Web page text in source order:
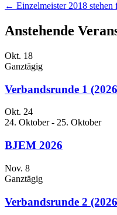
← Einzelmeister 2018 stehen
Anstehende
Okt. 18
Ganztägig
Verbandsrunde 1
Okt. 24
24. Oktober- 25. Oktober
BJEM 2026
Nov. 8
Ganztägig
Verbandsrunde 2